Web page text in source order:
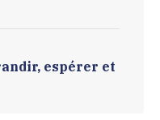
espérer et